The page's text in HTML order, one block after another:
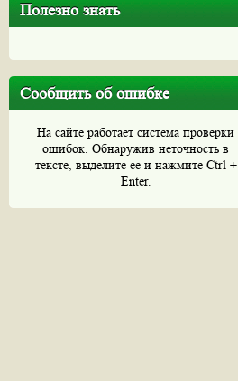
Полезно знать
Сообщить об ошибке
На сайте работает система проверки
ошибок. Обнаружив неточность в
тексте, выделите ее и нажмите Ctrl +
Enter.